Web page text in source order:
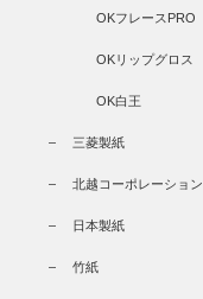
OKフレースPRO
OKリップグロス
OK白王
三菱製紙
北越コーポレーション
日本製紙
竹紙